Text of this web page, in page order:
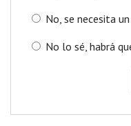
No, se necesita
No lo sé, habrá